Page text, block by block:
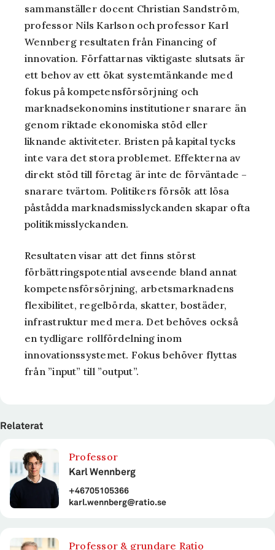
sammanställer docent Christian Sandström,
professor Nils Karlson och professor Karl
Wennberg resultaten från Financing of
innovation. Författarnas viktigaste slutsats är
ett behov av ett ökat systemtänkande med
fokus på kompetensförsörjning och
marknadsekonomins institutioner snarare än
genom riktade ekonomiska stöd eller
liknande aktiviteter. Bristen på kapital tycks
inte vara det stora problemet. Effekterna av
direkt stöd till företag är inte de förväntade –
snarare tvärtom. Politikers försök att lösa
påstådda marknadsmisslyckanden skapar ofta
politikmisslyckanden.
Resultaten visar att det finns störst
förbättringspotential avseende bland annat
kompetensförsörjning, arbetsmarknadens
flexibilitet, regelbörda, skatter, bostäder,
infrastruktur med mera. Det behöves också
en tydligare rollfördelning inom
innovationssystemet. Fokus behöver flyttas
från ”input” till ”output”.
Relaterat
Professor
Karl Wennberg
+46705105366
karl.wennberg@ratio.se
Professor & grundare Ratio